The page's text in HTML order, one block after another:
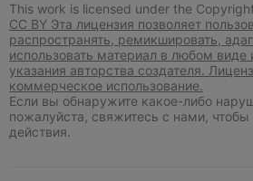
This work is licensed under the
CC BY Эта лицензия позволяет
распространять, ремикшировать,
использовать материал в любом
указания авторства создателя.
коммерческое использование.
Если вы обнаружите какое-либо
пожалуйста, свяжитесь с нами, чтобы
действия.